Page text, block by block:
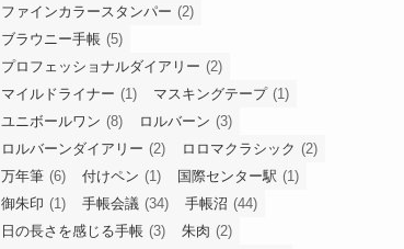
ファインカラースタンパー (2)
ブラウニー手帳 (5)
プロフェッショナルダイアリー (2)
マイルドライナー (1) マスキングテープ (1)
ユニボールワン (8) ロルバーン (3)
ロルバーンダイアリー (2) ロロマクラシック (2)
万年筆 (6) 付けペン (1) 国際センター駅 (1)
御朱印 (1) 手帳会議 (34) 手帳沼 (44)
日の長さを感じる手帳 (3) 朱肉 (2)